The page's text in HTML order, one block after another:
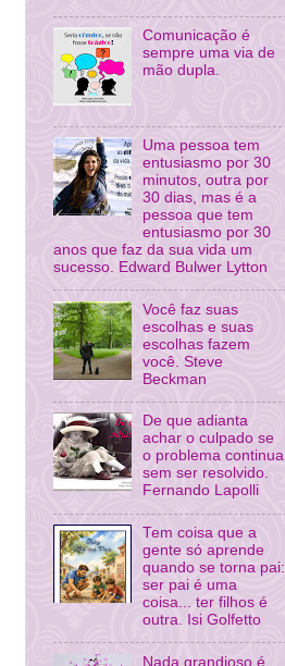
Comunicação é
sempre uma via de
mão dupla.
Uma pessoa tem
entusiasmo por 30
minutos, outra por
30 dias, mas é a
pessoa que tem
entusiasmo por 30
anos que faz da sua vida um
sucesso. Edward Bulwer Lytton
Você faz suas
escolhas e suas
escolhas fazem
você. Steve
Beckman
De que adianta
achar o culpado se
o problema continua
sem ser resolvido.
Fernando Lapolli
Tem coisa que a
gente só aprende
quando se torna pai:
ser pai é uma
coisa... ter filhos é
outra. Isi Golfetto
Nada grandioso é